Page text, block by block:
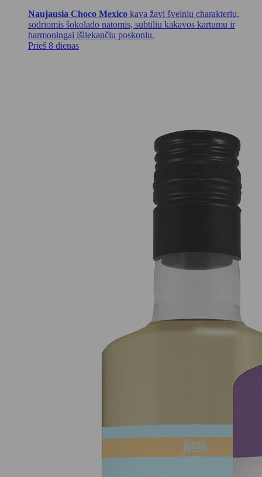
Naujausia Choco Mexico kava žavi švelniu charakteriu,
sodriomis šokolado natomis, subtiliu kakavos kartumu ir
harmoningai išliekančiu poskoniu.
Prieš 8 dienas